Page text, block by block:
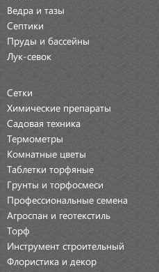
Ведра и тазы
Септики
Пруды и бассейны
Лук-севок
Сетки
Химические препараты
Садовая техника
Термометры
Комнатные цветы
Таблетки торфяные
Грунты и торфосмеси
Профессиональные семена
Агроспан и геотекстиль
Торф
Инструмент строительный
Флористика и декор